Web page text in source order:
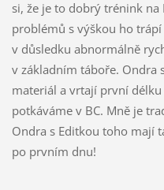
si, že je to dobrý trénink
problémů s výškou ho trápí
v důsledku abnormálně
v základním táboře. Ondra
materiál a vrtají první délku
potkáváme v BC. Mně je
Ondra s Editkou toho mají
po prvním dnu!